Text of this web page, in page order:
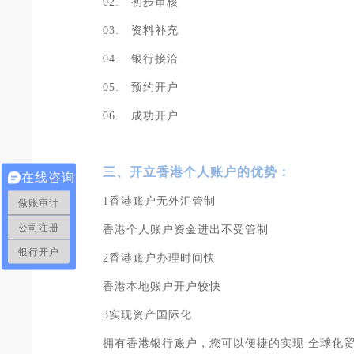
03. 资料补充
04. 银行接洽
05. 预约开户
06. 成功开户
三、开立香港个人账户的优势：
1香港账户无外汇管制
香港个人账户资金进出不受管制
2香港账户办理时间快
香港本地账户开户较快
3实现资产国际化
拥有香港银行账户，您可以便捷的实现 全球化
在线咨询
做账审计
公司注册
银行开户